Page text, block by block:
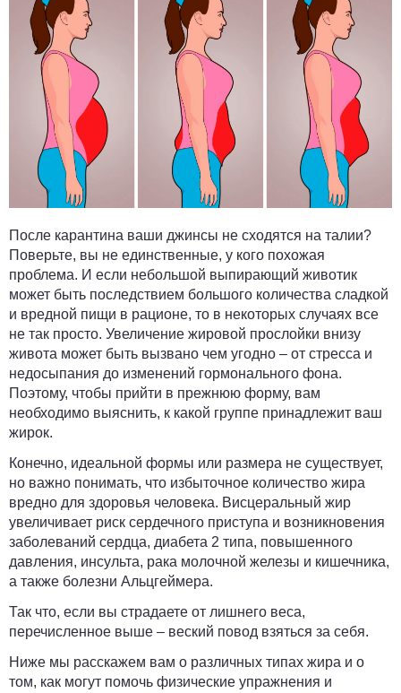
После карантина ваши джинсы не сходятся на талии?
Поверьте, вы не единственные, у кого похожая
проблема. И если небольшой выпирающий животик
может быть последствием большого количества сладкой
и вредной пищи в рационе, то в некоторых случаях все
не так просто. Увеличение жировой прослойки внизу
живота может быть вызвано чем угодно – от стресса и
недосыпания до изменений гормонального фона.
Поэтому, чтобы прийти в прежнюю форму, вам
необходимо выяснить, к какой группе принадлежит ваш
жирок.
Конечно, идеальной формы или размера не существует,
но важно понимать, что избыточное количество жира
вредно для здоровья человека. Висцеральный жир
увеличивает риск сердечного приступа и возникновения
заболеваний сердца, диабета 2 типа, повышенного
давления, инсульта, рака молочной железы и кишечника,
а также болезни Альцгеймера.
Так что, если вы страдаете от лишнего веса,
перечисленное выше – веский повод взяться за себя.
Ниже мы расскажем вам о различных типах жира и о
том, как могут помочь физические упражнения и